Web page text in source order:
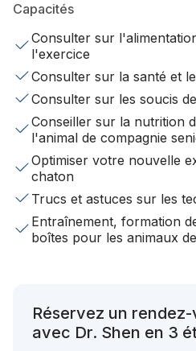
Capacités
Consulter sur
l'exercice
Consulter sur la santé et
Consulter sur les soucis
Conseiller sur la nutrition
l'animal de compagnie
Optimiser votre nouvelle
chaton
Trucs et astuces sur les
Entraînement, formation
boîtes pour les animaux
Réservez un
avec Dr. Shen en 3